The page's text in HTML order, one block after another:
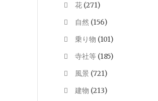
花 (271)
自然 (156)
乗り物 (101)
寺社等 (185)
風景 (721)
建物 (213)